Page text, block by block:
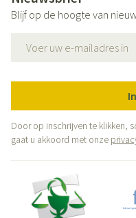
Blijf op de hoogte van
Door op inschrijven te klikken,
gaat u akkoord met onze